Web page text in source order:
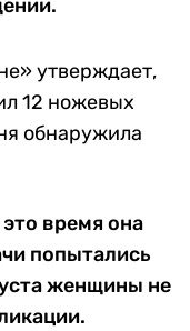
утверждает,
12 ножевых
обнаружила
время она
попытались
женщины не